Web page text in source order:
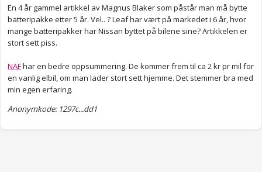
En 4 år gammel artikkel av Magnus Blaker som påstår man må bytte
batteripakke etter 5 år. Vel.. ? Leaf har vært på markedet i 6 år, hvor
mange batteripakker har Nissan byttet på bilene sine? Artikkelen er
stort sett piss.
NAFhar en bedre oppsummering. De kommer frem til ca 2 kr pr mil for
en vanlig elbil, om man lader stort sett hjemme. Det stemmer bra med
min egen erfaring.
Anonymkode: 1297c...dd1